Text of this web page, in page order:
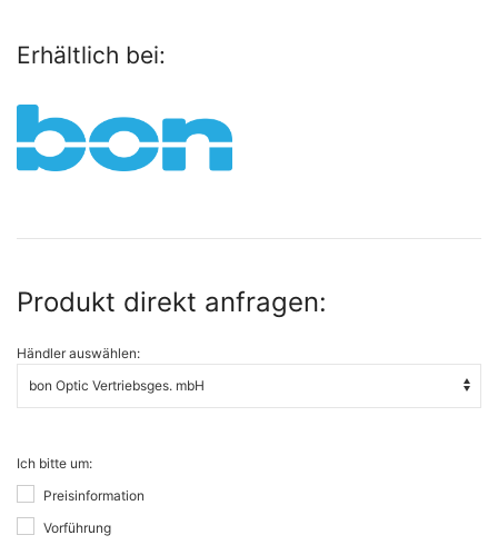
Erhältlich bei:
Produkt direkt anfragen:
Händler auswählen:
Ich bitte um:
Preisinformation
Vorführung